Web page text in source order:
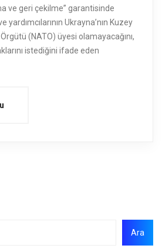
ve geri çekilme” garantisinde
yardımcılarının Ukrayna’nın Kuzey
(NATO) üyesi olamayacağını,
istediğini ifade eden
Ara